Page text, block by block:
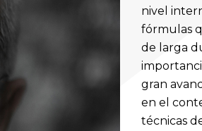
nivel
fórmulas
de larga
gran
en el
técnicas